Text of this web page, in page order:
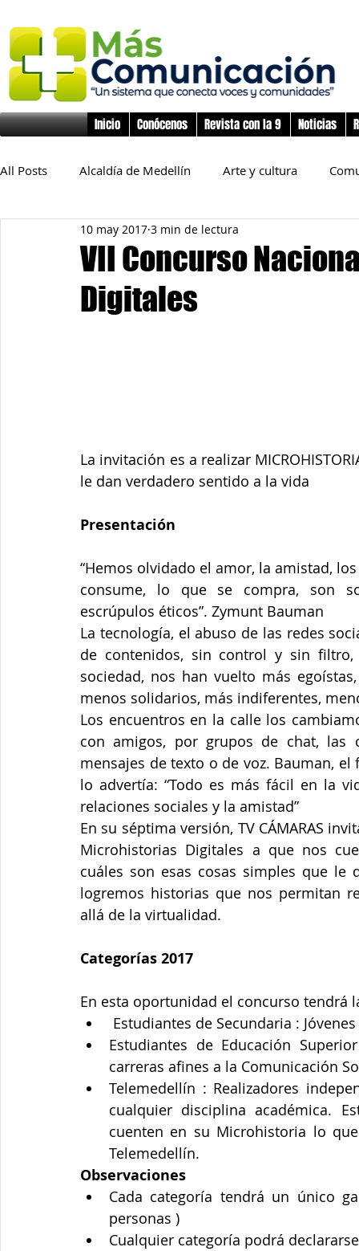
Inicio Conócenos Revista con la 9 Noticias
All Posts Alcaldía de Medellín Arte y cultura
Educación Derechos Humanos
Inclusión Social Infancia y preadolescencia
Salud mental Secretaría de Salud Sociedad
VII Concurso
Digitales
10 may 2017 3 min de lectura
La invitación es a realizar
le dan verdadero sentido a la vida
Presentación
“Hemos olvidado el amor, la amistad,
consume, lo que se compra, son
escrúpulos éticos”. Zymunt Bauman
La tecnología, el abuso de las redes
de contenidos, sin control y sin
sociedad, nos han vuelto más
menos solidarios, más indiferentes,
Los encuentros en la calle los
con amigos, por grupos de chat, las
mensajes de texto o de voz. Bauman,
lo advertía: “Todo es más fácil en la
relaciones sociales y la amistad”
En su séptima versión, TV CÁMARAS
Microhistorias Digitales a que nos
cuáles son esas cosas simples que
logremos historias que nos permitan
allá de la virtualidad.
Categorías 2017
En esta oportunidad el concurso tendrá
Estudiantes de Secundaria :
Estudiantes de Educación
carreras afines a la Comunicación
Telemedellín : Realizadores
cualquier disciplina académica.
cuenten en su Microhistoria lo
Telemedellín.
Observaciones
Cada categoría tendrá un único
personas )
Cualquier categoría podrá